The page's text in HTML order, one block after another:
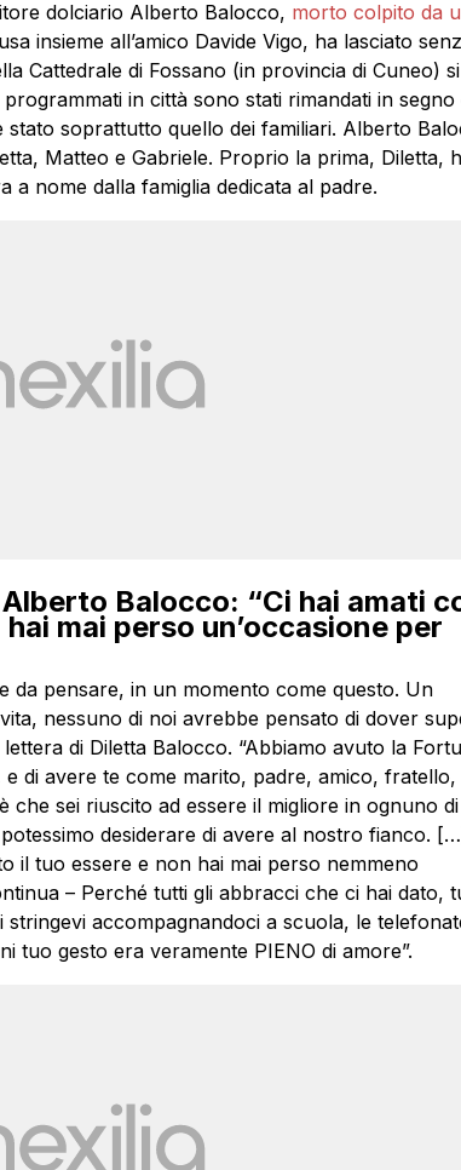
dolciario Alberto Balocco, morto colpito da
insieme all’amico Davide Vigo, ha lasciato
Cattedrale di Fossano (in provincia di Cuneo)
in città sono stati rimandati in segno
soprattutto quello dei familiari. Alberto
Matteo e Gabriele. Proprio la prima, Diletta,
a nome dalla famiglia dedicata al padre.
Balocco: “Ci hai amati
mai perso un’occasione per
da pensare, in un momento come questo. Un
nessuno di noi avrebbe pensato di dover
di Diletta Balocco. “Abbiamo avuto la
di avere te come marito, padre, amico, fratello,
che sei riuscito ad essere il migliore in ognuno di
desiderare di avere al nostro fianco.
il tuo essere e non hai mai perso nemmeno
– Perché tutti gli abbracci che ci hai dato,
accompagnandoci a scuola, le
tuo gesto era veramente PIENO di amore”.